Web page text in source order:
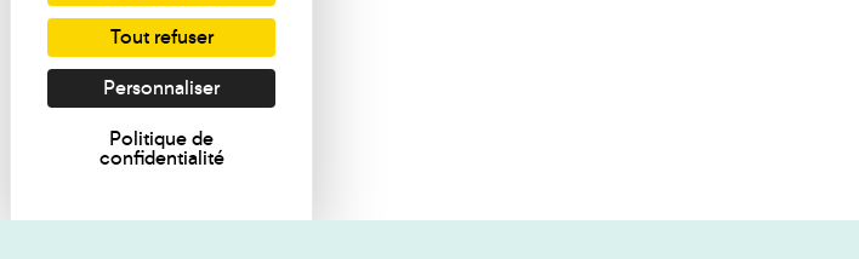
Tout refuser
Personnaliser
Politique de
confidentialité